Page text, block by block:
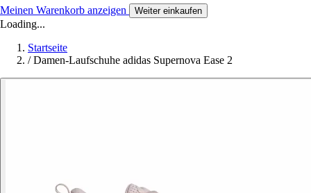
Meinen Warenkorb anzeigen Weiter einkaufen
Loading...
Startseite
/ Damen-Laufschuhe adidas Supernova Ease 2